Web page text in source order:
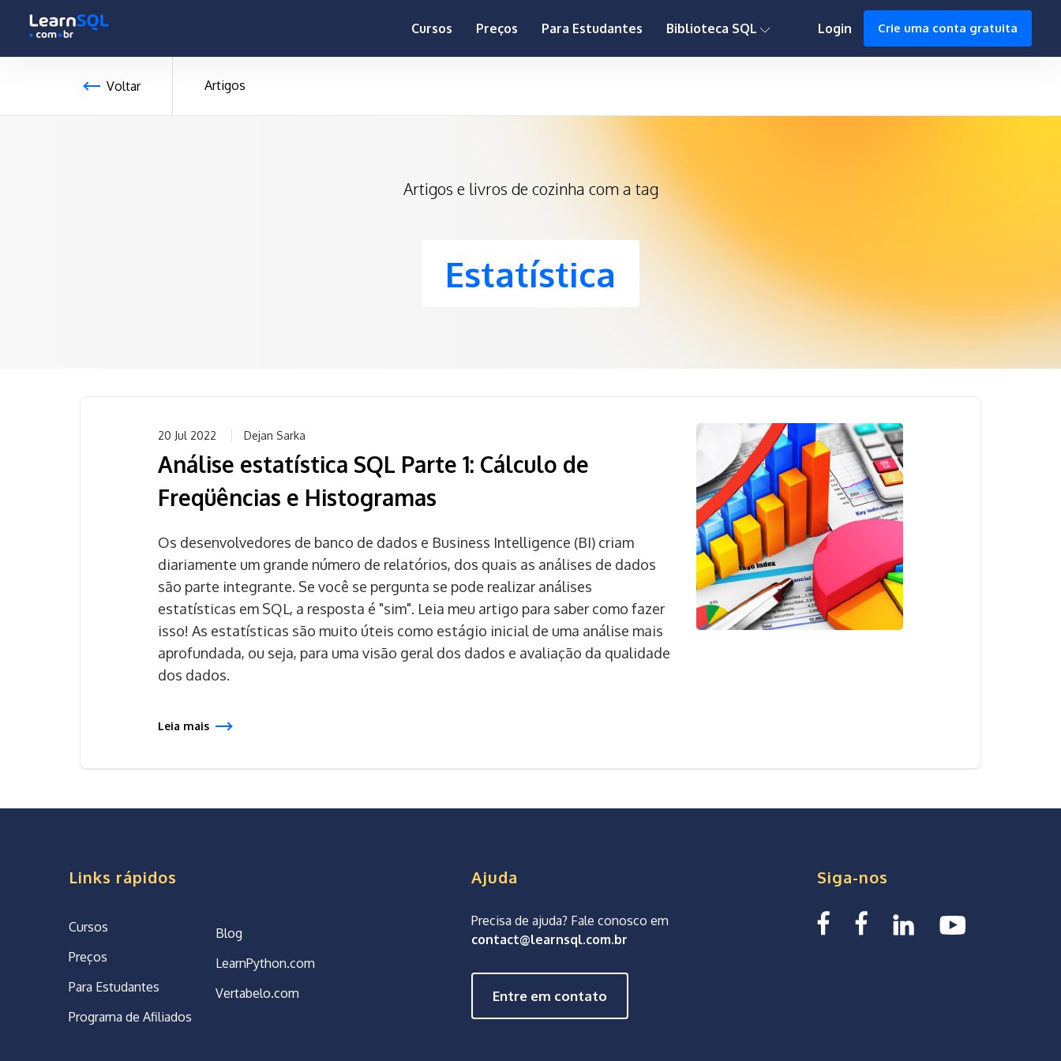
--496144 hours only! 0h : 00m : 00s
Cursos Preços Para Estudantes Biblioteca SQL Login Crie uma conta gratuita
Voltar Artigos
Artigos e livros de cozinha com a tag
Estatística
20 Jul 2022 Dejan Sarka
Análise estatística SQL Parte 1: Cálculo de
Freqüências e Histogramas
Os desenvolvedores de banco de dados e Business Intelligence (BI) criam
diariamente um grande número de relatórios, dos quais as análises de dados
são parte integrante. Se você se pergunta se pode realizar análises
estatísticas em SQL, a resposta é "sim". Leia meu artigo para saber como fazer
isso! As estatísticas são muito úteis como estágio inicial de uma análise mais
aprofundada, ou seja, para uma visão geral dos dados e avaliação da qualidade
dos dados.
Leia mais
Links rápidos
Cursos
Preços
Para Estudantes
Programa de Afiliados
Blog
LearnPython.com
Vertabelo.com
Ajuda
Precisa de ajuda? Fale conosco em
contact@learnsql.com.br
Entre em contato
Siga-nos